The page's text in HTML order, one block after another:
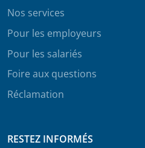
Nos services
Pour les employeurs
Pour les salariés
Foire aux questions
Réclamation
RESTEZ INFORMÉS